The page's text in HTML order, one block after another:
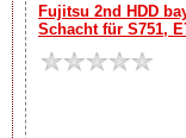
Fujitsu 2nd HDD
Schacht für S751,